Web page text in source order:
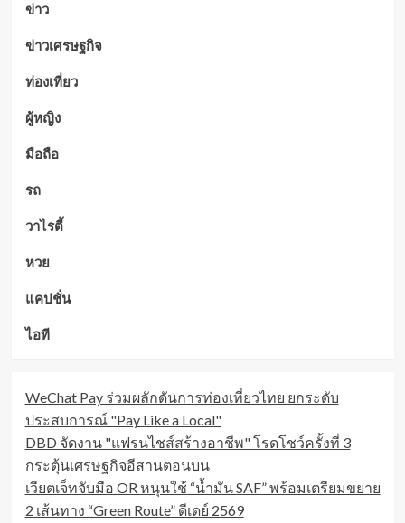
ข่าว
ข่าวเศรษฐกิจ
ท่องเที่ยว
ผู้หญิง
มือถือ
รถ
วาไรตี้
หวย
แคปชั่น
ไอที
WeChat Pay ร่วมผลักดันการท่องเที่ยวไทย ยกระดับ
ประสบการณ์ "Pay Like a Local"
DBD จัดงาน "แฟรนไชส์สร้างอาชีพ" โรดโชว์ครั้งที่ 3
กระตุ้นเศรษฐกิจอีสานตอนบน
เวียตเจ็ทจับมือ OR หนุนใช้ “น้ำมัน SAF” พร้อมเตรียมขยาย
2 เส้นทาง “Green Route” ดีเดย์ 2569